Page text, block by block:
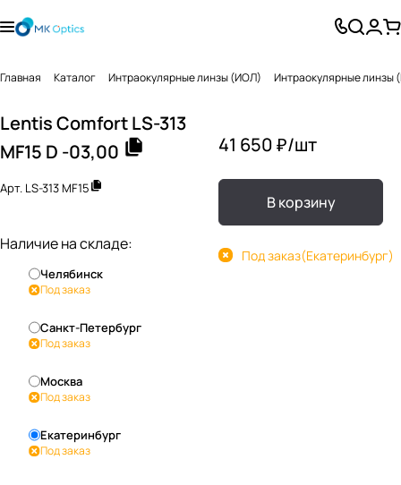
Главная Каталог Интраокулярные линзы (ИОЛ) Интраокулярные линзы
Lentis Comfort LS-313
MF15 D -03,00
Арт. LS-313 MF15
Наличие на складе:
Челябинск
Под заказ
Санкт-Петербург
Под заказ
Москва
Под заказ
Екатеринбург
Под заказ
41 650 ₽/шт
В корзину
Под заказ(Екатеринбург)